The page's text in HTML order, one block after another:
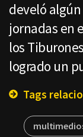
develó
jornadas en
los
logrado un
Tags